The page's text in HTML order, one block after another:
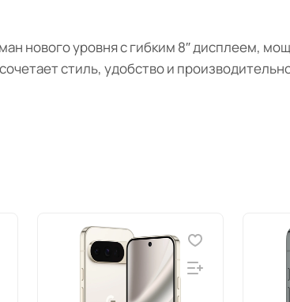
нового уровня с гибким 8″ дисплеем,
стиль, удобство и